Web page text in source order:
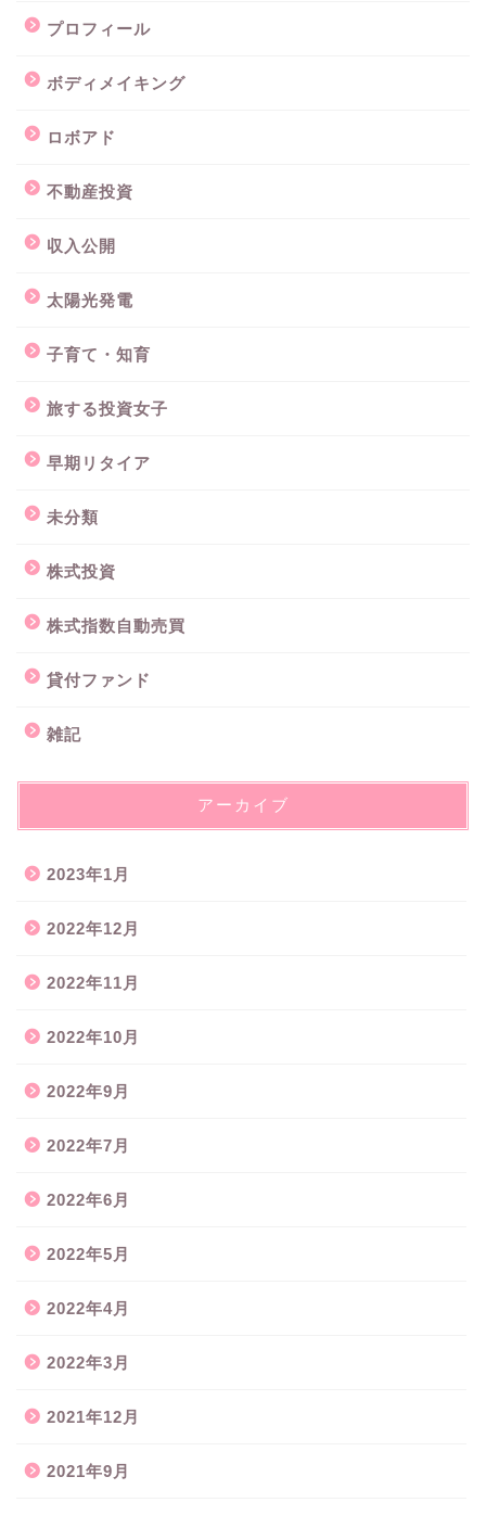
プロフィール
ボディメイキング
ロボアド
不動産投資
収入公開
太陽光発電
子育て・知育
旅する投資女子
早期リタイア
未分類
株式投資
株式指数自動売買
貸付ファンド
雑記
アーカイブ
2023年1月
2022年12月
2022年11月
2022年10月
2022年9月
2022年7月
2022年6月
2022年5月
2022年4月
2022年3月
2021年12月
2021年9月